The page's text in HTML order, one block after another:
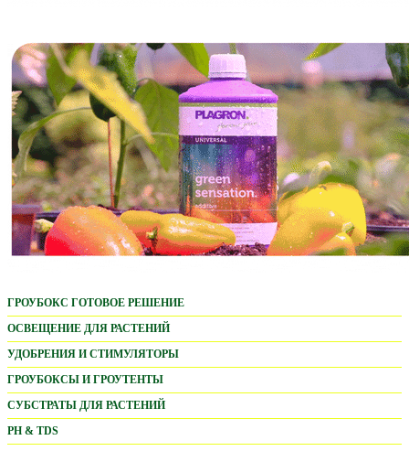
ГРОУБОКС ГОТОВОЕ РЕШЕНИЕ
ОСВЕЩЕНИЕ ДЛЯ РАСТЕНИЙ
LED ОСВЕЩЕНИЕ
PARFACT WORKS
MARS HYDRO LED
HAPPY SUN
УДОБРЕНИЯ И СТИМУЛЯТОРЫ
ADVANCED NUTRIENTS
БАЗОВЫЕ УДОБРЕНИЯ
СТИМУЛЯТОРЫ
ГРОУБОКСЫ И ГРОУТЕНТЫ
PROBOX BASIC
HOMEBOX AMBIENT
СУБСТРАТЫ ДЛЯ РАСТЕНИЙ
ПОЧВОСМЕСИ
PH & TDS